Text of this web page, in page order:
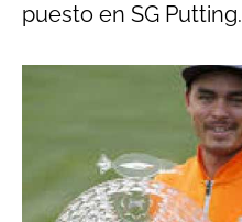
puesto en SG Putting.